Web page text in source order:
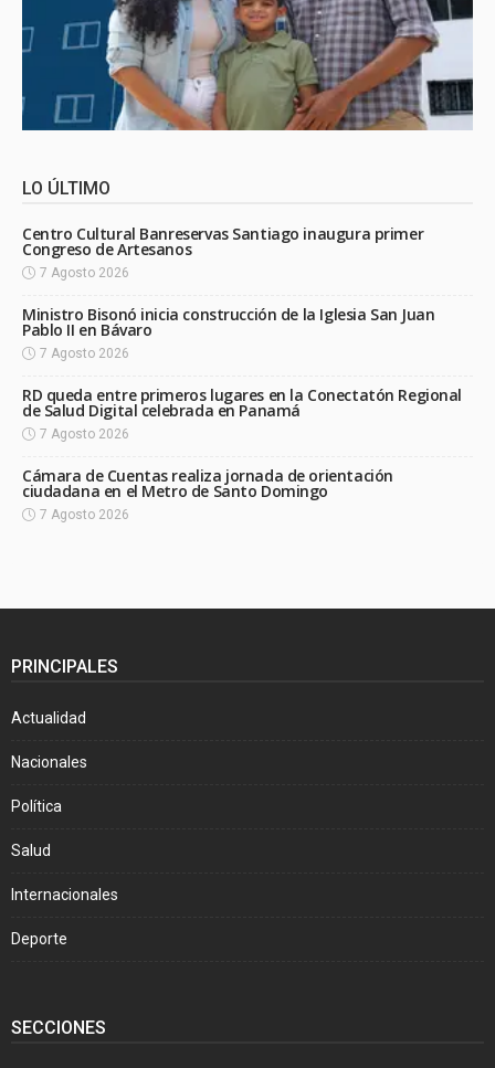
LO ÚLTIMO
Centro Cultural Banreservas Santiago inaugura primer
Congreso de Artesanos
7 Agosto 2026
Ministro Bisonó inicia construcción de la Iglesia San Juan
Pablo II en Bávaro
7 Agosto 2026
RD queda entre primeros lugares en la Conectatón Regional
de Salud Digital celebrada en Panamá
7 Agosto 2026
Cámara de Cuentas realiza jornada de orientación
ciudadana en el Metro de Santo Domingo
7 Agosto 2026
PRINCIPALES
Actualidad
Nacionales
Política
Salud
Internacionales
Deporte
SECCIONES